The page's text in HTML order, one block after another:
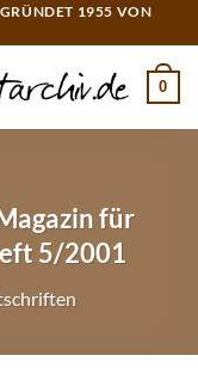
1955 VON
0
für
5/2001